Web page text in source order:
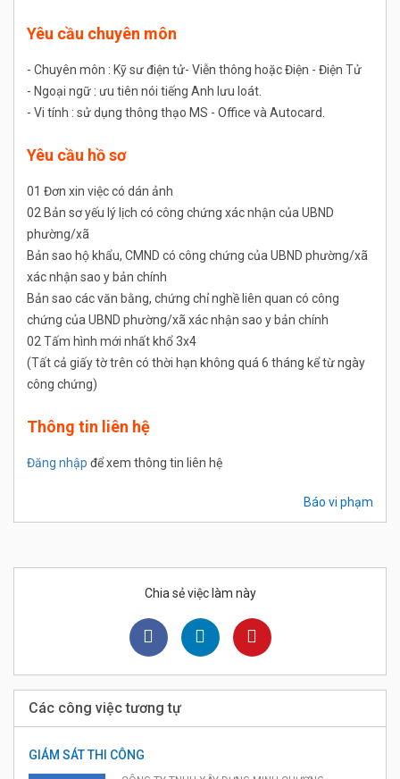
Yêu cầu chuyên môn
- Chuyên môn : Kỹ sư điện tử- Viễn thông hoặc Điện - Điện Tử
- Ngoại ngữ : ưu tiên nói tiếng Anh lưu loát.
- Vi tính : sử dụng thông thạo MS - Office và Autocard.
Yêu cầu hồ sơ
01 Đơn xin việc có dán ảnh
02 Bản sơ yếu lý lịch có công chứng xác nhận của UBND
phường/xã
Bản sao hộ khẩu, CMND có công chứng của UBND phường/xã
xác nhận sao y bản chính
Bản sao các văn bằng, chứng chỉ nghề liên quan có công
chứng của UBND phường/xã xác nhận sao y bản chính
02 Tấm hình mới nhất khổ 3x4
(Tất cả giấy tờ trên có thời hạn không quá 6 tháng kể từ ngày
công chứng)
Thông tin liên hệ
Đăng nhập để xem thông tin liên hệ
Báo vi phạm
Chia sẻ việc làm này
Các công việc tương tự
GIÁM SÁT THI CÔNG